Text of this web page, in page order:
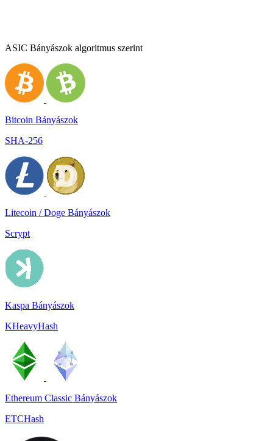
ASIC Bányászok algoritmus szerint
Bitcoin Bányászok
SHA-256
Litecoin / Doge Bányászok
Scrypt
Kaspa Bányászok
KHeavyHash
Ethereum Classic Bányászok
ETCHash